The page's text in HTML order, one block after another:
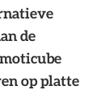
de
op platte